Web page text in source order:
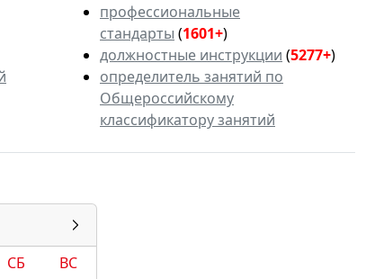
профессиональные
стандарты (1601+)
должностные инструкции (5277+)
определитель занятий по
Общероссийскому
классификатору занятий
СБ
ВС